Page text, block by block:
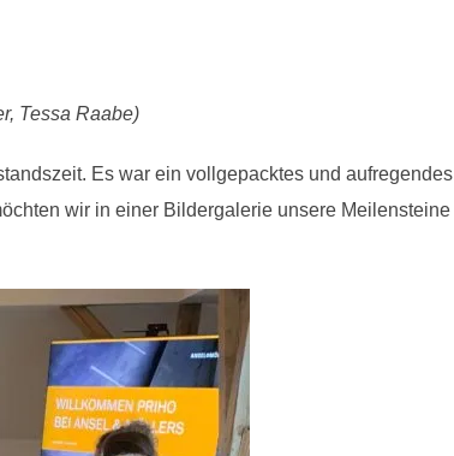
Tessa Raabe)
Es war ein vollgepacktes und aufregendes
wir in einer Bildergalerie unsere Meilensteine